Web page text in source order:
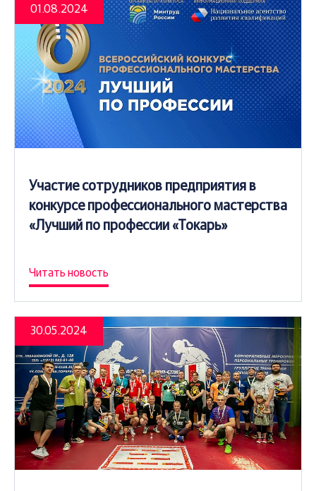
01.08.2024
Участие сотрудников предприятия в
конкурсе профессионального мастерства
«Лучший по профессии «Токарь»
Читать новость
30.05.2024